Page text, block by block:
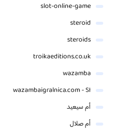
slot-online-game
steroid
steroids
troikaeditions.co.uk
wazamba
wazambaigralnica.com - SI
أم سيعيد
أم صلال